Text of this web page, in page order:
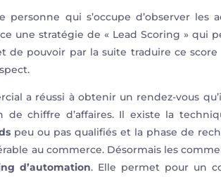
qui s’occupe d’observer les
une stratégie de « Lead Scoring » qui
de pouvoir par la suite traduire ce score
a réussi à obtenir un rendez-vous
chiffre d’affaires. Il existe la
peu ou pas qualifiés et la phase de
au commerce. Désormais les
d’automation. Elle permet pour un